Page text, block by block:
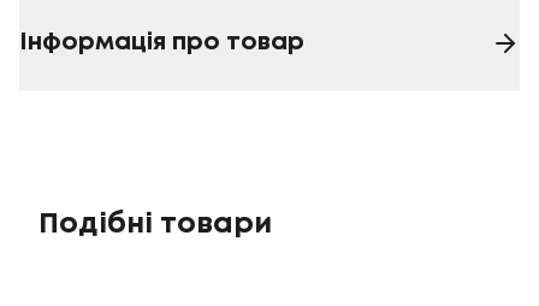
Інформація про товар
Подібні товари